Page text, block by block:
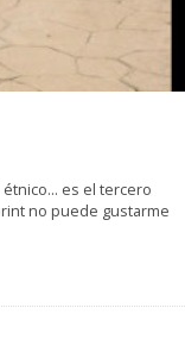
es el tercero
no puede gustarme